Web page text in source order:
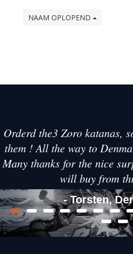
NAAM OPLOPEND
Orderd the3 Zoro katanas,
them ! All the way to
Many thanks for the nice
will buy from
- Torsten,